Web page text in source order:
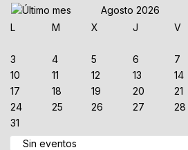
Agosto 2026
L
M X J V
3
4 5 6 7
10
11 12 13 14
17
18 19 20 21
24
25 26 27 28
31
Sin eventos